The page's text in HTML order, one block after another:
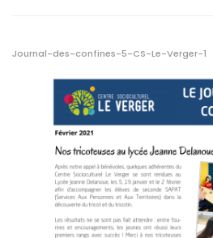
Journal-des-confines-5-CS-Le-Verger-1